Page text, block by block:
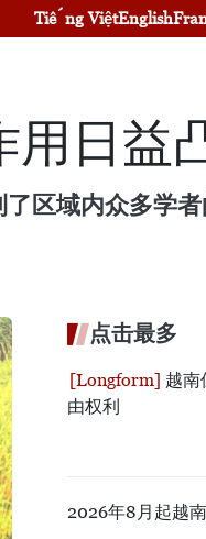
Tiếng ViệtEnglish
日益
区域内众多学
点击最多
越南
由权利
2026年8月起越